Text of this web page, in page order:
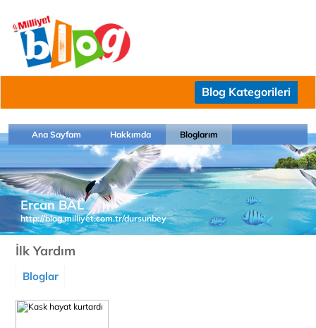
Blog Kategorileri
Ana Sayfam Hakkımda Bloglarım
Ercan BAL
http://blog.milliyet.com.tr/dursunbey
İlk Yardım
Bloglar